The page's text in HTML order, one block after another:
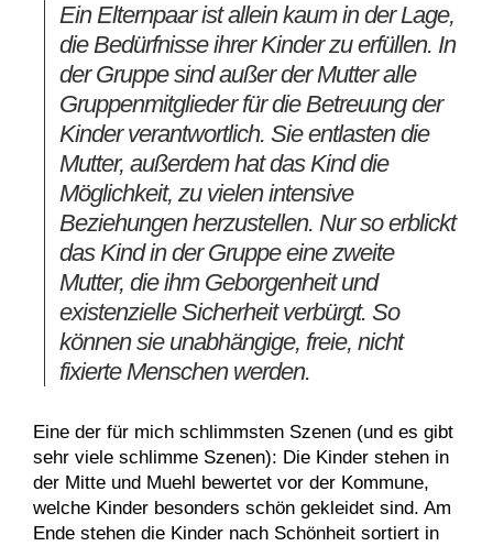
Ein Elternpaar ist allein kaum in der Lage,
die Bedürfnisse ihrer Kinder zu erfüllen. In
der Gruppe sind außer der Mutter alle
Gruppenmitglieder für die Betreuung der
Kinder verantwortlich. Sie entlasten die
Mutter, außerdem hat das Kind die
Möglichkeit, zu vielen intensive
Beziehungen herzustellen. Nur so erblickt
das Kind in der Gruppe eine zweite
Mutter, die ihm Geborgenheit und
existenzielle Sicherheit verbürgt. So
können sie unabhängige, freie, nicht
fixierte Menschen werden.
Eine der für mich schlimmsten Szenen (und es gibt
sehr viele schlimme Szenen): Die Kinder stehen in
der Mitte und Muehl bewertet vor der Kommune,
welche Kinder besonders schön gekleidet sind. Am
Ende stehen die Kinder nach Schönheit sortiert in